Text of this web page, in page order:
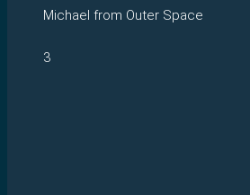
Michael from Outer Space
3